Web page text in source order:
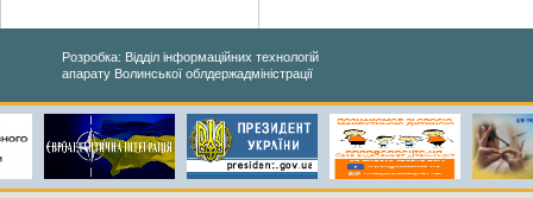
Розробка: Відділ інформаційних технологій
апарату Волинської облдержадміністрації